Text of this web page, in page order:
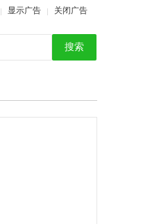
显示广告 关闭广告
搜索